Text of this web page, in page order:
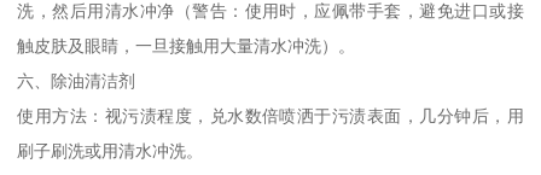
洗，然后用清水冲净（警告：使用时，应佩带手套，避免进口或接
触皮肤及眼睛，一旦接触用大量清水冲洗）。
六、除油清洁剂
使用方法：视污渍程度，兑水数倍喷洒于污渍表面，几分钟后，用
刷子刷洗或用清水冲洗。